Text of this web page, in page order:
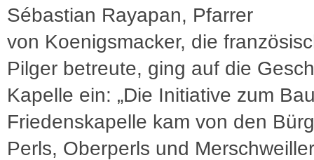
Sébastian Rayapan, Pfarrer
von Koenigsmacker, die
Pilger betreute, ging auf die
Kapelle ein: „Die Initiative zum
Friedenskapelle kam von den
Perls, Oberperls und